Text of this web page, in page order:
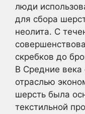
люди
для сбора
неолита. С
скребков до
В Средние
отраслью
шерсть была
текстильной